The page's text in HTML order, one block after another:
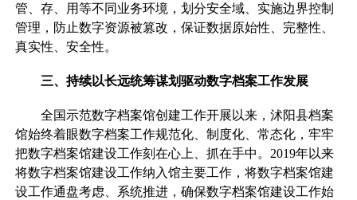
管、存、用等不同业务环境，划分安全域、实施边界控制
管理，防止数字资源被篡改，保证数据原始性、完整性、
真实性、安全性。
三、持续以长远统筹谋划驱动数字档案工作发展
全国示范数字档案馆创建工作开展以来，沭阳县档案
馆始终着眼数字档案工作规范化、制度化、常态化，牢牢
把数字档案馆建设工作刻在心上、抓在手中。2019年以来
将数字档案馆建设工作纳入馆主要工作，将数字档案馆建
设工作通盘考虑、系统推进，确保数字档案馆建设工作始